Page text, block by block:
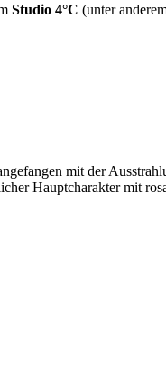
Studio 4°C (unter
mit der
Hauptcharakter mit